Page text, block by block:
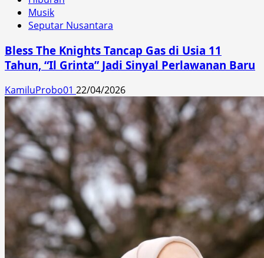
Musik
Seputar Nusantara
Bless The Knights Tancap Gas di Usia 11
Tahun, “Il Grinta” Jadi Sinyal Perlawanan Baru
KamiluProbo01 22/04/2026